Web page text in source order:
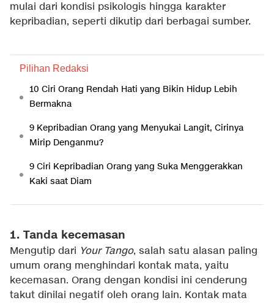
mulai dari kondisi psikologis hingga karakter
kepribadian, seperti dikutip dari berbagai sumber.
Pilihan Redaksi
10 Ciri Orang Rendah Hati yang Bikin Hidup Lebih
Bermakna
9 Kepribadian Orang yang Menyukai Langit, Cirinya
Mirip Denganmu?
9 Ciri Kepribadian Orang yang Suka Menggerakkan
Kaki saat Diam
1. Tanda kecemasan
Mengutip dari Your Tango, salah satu alasan paling
umum orang menghindari kontak mata, yaitu
kecemasan. Orang dengan kondisi ini cenderung
takut dinilai negatif oleh orang lain. Kontak mata